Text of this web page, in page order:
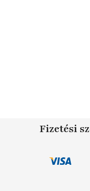
Fizetési